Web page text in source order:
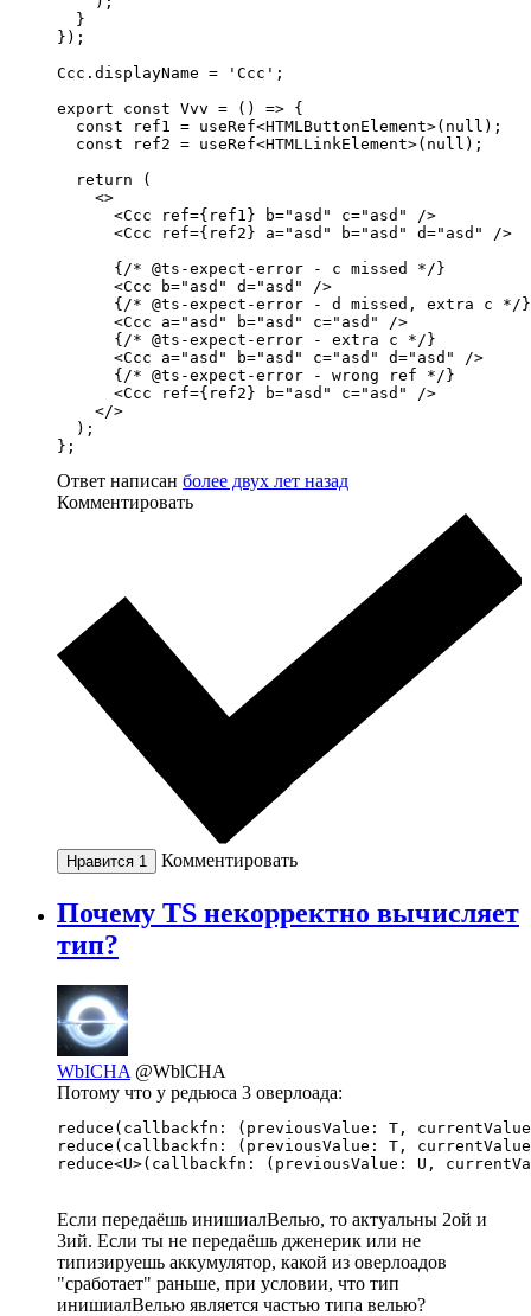
  }
});
Ccc.displayName = 'Ccc';
export const Vvv = () => {
  const ref1 = useRef<HTMLButtonElement>(null);
  const ref2 = useRef<HTMLLinkElement>(null);
  return (
    <>
      <Ccc ref={ref1} b="asd" c="asd" />
      <Ccc ref={ref2} a="asd" b="asd" d="asd" />
      {/* @ts-expect-error - c missed */}
      <Ccc b="asd" d="asd" />
      {/* @ts-expect-error - d missed, extra c */}
      <Ccc a="asd" b="asd" c="asd" />
      {/* @ts-expect-error - extra c */}
      <Ccc a="asd" b="asd" c="asd" d="asd" />
      {/* @ts-expect-error - wrong ref */}
      <Ccc ref={ref2} b="asd" c="asd" />
    </>
  );
};
Ответ написан более двух лет назад
Комментировать
Нравится 1 Комментировать
Почему TS некорректно вычисляет
тип?
WbICHA @WblCHA
Потому что у редьюса 3 оверлоада:
reduce(callbackfn: (previousValue: T,
reduce(callbackfn: (previousValue: T,
reduce<U>(callbackfn: (previousValue: U,
Если передаёшь инишиалВелью, то актуальны 2ой и
3ий. Если ты не передаёшь дженерик или не
типизируешь аккумулятор, какой из оверлоадов
"сработает" раньше, при условии, что тип
инишиалВелью является частью типа велью?